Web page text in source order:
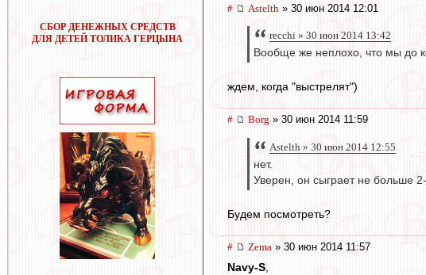
СБОР ДЕНЕЖНЫХ СРЕДСТВ
ДЛЯ ДЕТЕЙ ТОЛИКА ГЕРЦЫНА
# Astelth » 30 июн 2014 12:01
recchi » 30 июн 2014 13:42
Вообще же неплохо, что мы до
ждем, когда "выстрелят")
# Borg » 30 июн 2014 11:59
Astelth » 30 июн 2014 12:55
нет.
Уверен, он сыграет не больше
Будем посмотреть?
# Zema » 30 июн 2014 11:57
Navy-S,